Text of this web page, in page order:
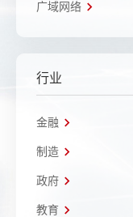
广域网络
行业
金融
制造
政府
教育